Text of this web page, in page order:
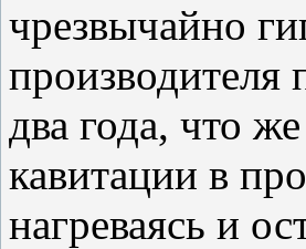
чрезвычайно
производителя
два года, что
кавитации в
нагреваясь и